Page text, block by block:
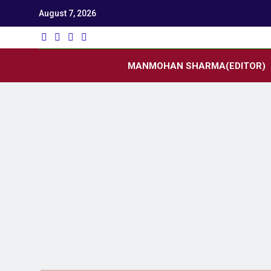
August 7, 2026
MANMOHAN SHARMA(EDITOR)